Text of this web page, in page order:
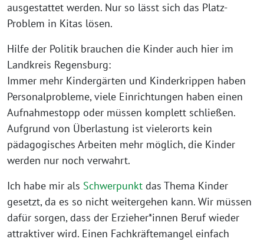
ausgestattet werden. Nur so lässt sich das Platz-
Problem in Kitas lösen.
Hilfe der Politik brauchen die Kinder auch hier im
Landkreis Regensburg:
Immer mehr Kindergärten und Kinderkrippen haben
Personalprobleme, viele Einrichtungen haben einen
Aufnahmestopp oder müssen komplett schließen.
Aufgrund von Überlastung ist vielerorts kein
pädagogisches Arbeiten mehr möglich, die Kinder
werden nur noch verwahrt.
Ich habe mir als Schwerpunkt das Thema Kinder
gesetzt, da es so nicht weitergehen kann. Wir müssen
dafür sorgen, dass der Erzieher*innen Beruf wieder
attraktiver wird. Einen Fachkräftemangel einfach